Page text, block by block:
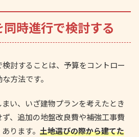
時進行で検討する
討することは、予算をコントロー
方法です。
い、いざ建物プランを考えたとき
、追加の地盤改良費や補強工事費
ります。 土地選びの際から建てた